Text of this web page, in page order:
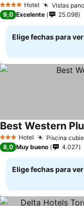
4 EstrellasHotel Vistas
9,0 Excelente 25.098
Elige fechas para
3 Estrellas
Hotel Piscina
Best Western
8,0 Muy bueno 4.027
Elige fechas para